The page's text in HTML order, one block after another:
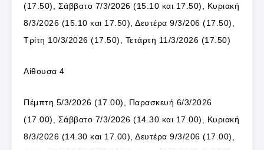
(17.50), Σάββατο 7/3/2026 (15.10 και 17.50), Κυριακή
8/3/2026 (15.10 και 17.50), Δευτέρα 9/3/206 (17.50),
Τρίτη 10/3/2026 (17.50), Τετάρτη 11/3/2026 (17.50)
Αίθουσα 4
Πέμπτη 5/3/2026 (17.00), Παρασκευή 6/3/2026
(17.00), Σάββατο 7/3/2026 (14.30 και 17.00), Κυριακή
8/3/2026 (14.30 και 17.00), Δευτέρα 9/3/206 (17.00),